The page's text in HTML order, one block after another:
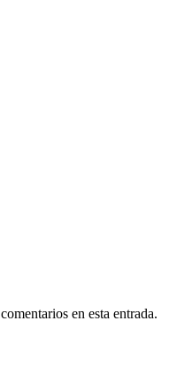
en esta entrada.